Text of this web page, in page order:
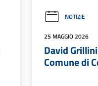
NOTIZIE
25 MAGGIO 2026
David
Comune di